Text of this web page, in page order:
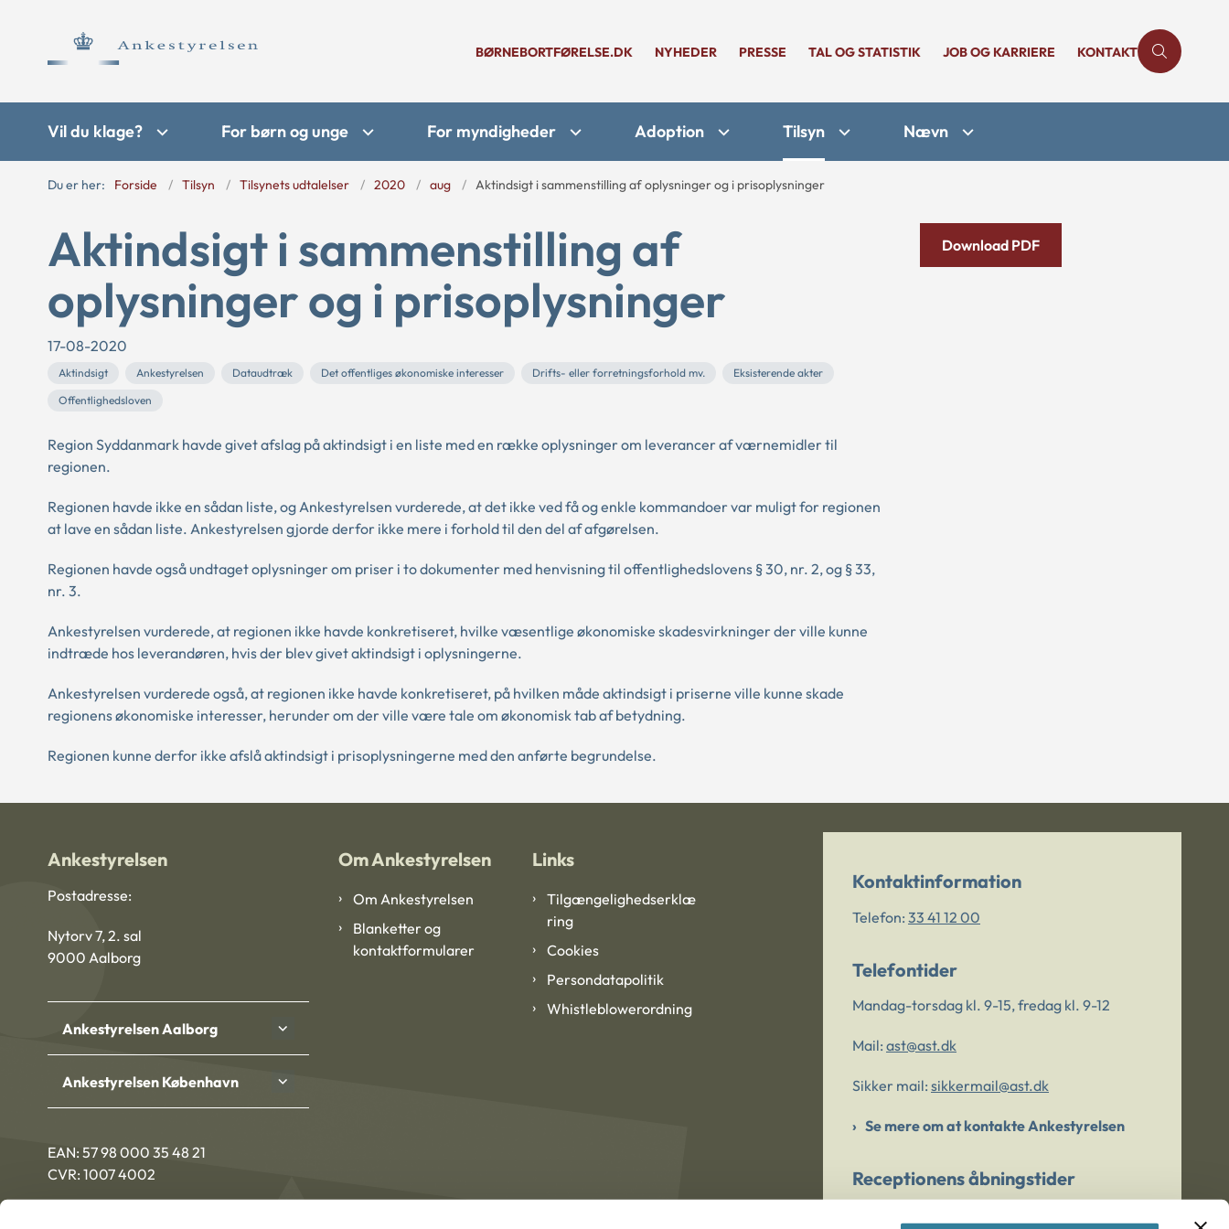
BØRNEBORTFØRELSE.DK NYHEDER PRESSE TAL OG STATISTIK JOB OG KARRIERE KONTAKT
Vil du klage? For børn og unge For myndigheder Adoption Tilsyn Nævn
Du er her: Forside Tilsyn Tilsynets udtalelser 2020 aug Aktindsigt i sammenstilling af oplysninger og i prisoplysninger
Aktindsigt i sammenstilling af
oplysninger og i prisoplysninger
17-08-2020
Aktindsigt Ankestyrelsen Dataudtræk Det offentliges økonomiske interesser Drifts- eller forretningsforhold mv.
Eksisterende akter
Offentlighedsloven
Region Syddanmark havde givet afslag på aktindsigt i en liste med en række oplysninger om leverancer af værnemidler til
regionen.
Regionen havde ikke en sådan liste, og Ankestyrelsen vurderede, at det ikke ved få og enkle kommandoer var muligt for regionen
at lave en sådan liste. Ankestyrelsen gjorde derfor ikke mere i forhold til den del af afgørelsen.
Regionen havde også undtaget oplysninger om priser i to dokumenter med henvisning til offentlighedslovens § 30, nr. 2, og § 33,
nr. 3.
Ankestyrelsen vurderede, at regionen ikke havde konkretiseret, hvilke væsentlige økonomiske skadesvirkninger der ville kunne
indtræde hos leverandøren, hvis der blev givet aktindsigt i oplysningerne.
Ankestyrelsen vurderede også, at regionen ikke havde konkretiseret, på hvilken måde aktindsigt i priserne ville kunne skade
regionens økonomiske interesser, herunder om der ville være tale om økonomisk tab af betydning.
Regionen kunne derfor ikke afslå aktindsigt i prisoplysningerne med den anførte begrundelse.
Download PDF
Ankestyrelsen
Postadresse:
Nytorv 7, 2. sal
9000 Aalborg
Ankestyrelsen Aalborg
Ankestyrelsen København
EAN: 57 98 000 35 48 21
CVR: 1007 4002
Om Ankestyrelsen
Om Ankestyrelsen
Blanketter og
kontaktformularer
Links
Tilgængelighedserklæ
ring
Cookies
Persondatapolitik
Whistleblowerordning
Kontaktinformation
Telefon: 33 41 12 00
Telefontider
Mandag-torsdag kl. 9-15, fredag kl. 9-12
Mail: ast@ast.dk
Sikker mail: sikkermail@ast.dk
Se mere om at kontakte Ankestyrelsen
Receptionens åbningstider